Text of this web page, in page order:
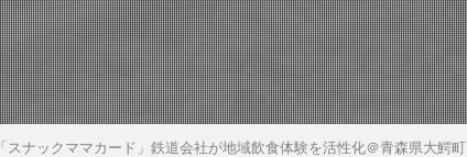
「スナックママカード」鉄道会社が地域飲食体験を活性化＠青森県大鰐町